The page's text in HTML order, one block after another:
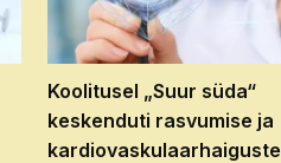
Koolitusel „Suur süda“
keskenduti rasvumise ja
kardiovaskulaarhaiguste